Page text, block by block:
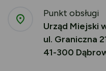
Punkt obsługi
Urząd Miejski
ul. Graniczna
41-300